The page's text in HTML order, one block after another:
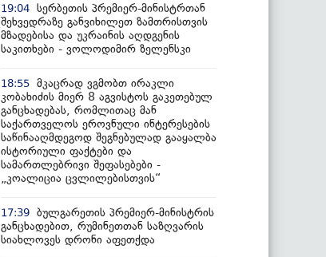
19:04 სერბეთის პრემიერ-მინისტრთან
შეხვედრაზე განვიხილეთ ზამთრისთვის
მზადებისა და უკრაინის აღდგენის
საკითხები - ვოლოდიმირ ზელენსკი
18:55 მკაცრად ვგმობთ ირაკლი
კობახიძის მიერ 8 აგვისტოს გაკეთებულ
განცხადებას, რომლითაც მან
საქართველოს ეროვნული ინტერესების
საწინააღმდეგოდ შეგნებულად გააყალბა
ისტორიული ფაქტები და
სამართლებრივი შეფასებები -
„კოალიცია ცვლილებისთვის“
17:39 ბულგარეთის პრემიერ-მინისტრის
განცხადებით, რუმინეთთან საზღვარის
სიახლოვეს დრონი აფეთქდა